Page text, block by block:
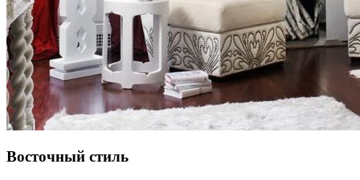
Восточный стиль